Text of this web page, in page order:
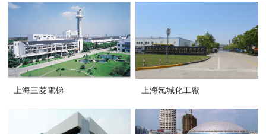
上海三菱電梯 上海氯堿化工廠